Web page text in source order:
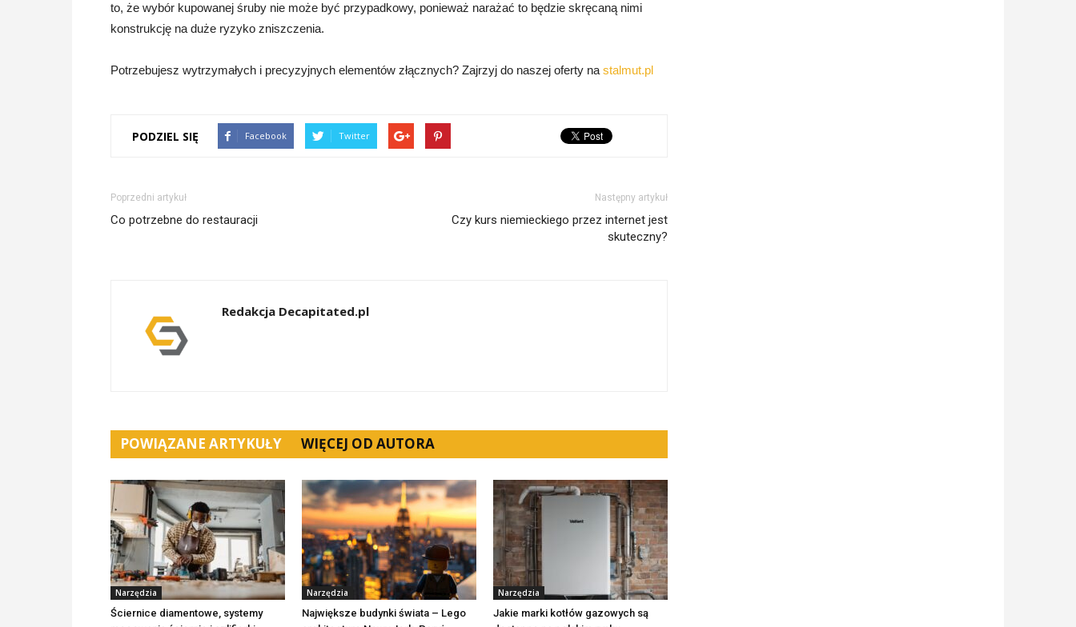
to, że wybór kupowanej śruby nie może być przypadkowy, ponieważ narażać to będzie skręcaną nimi
konstrukcję na duże ryzyko zniszczenia.
Potrzebujesz wytrzymałych i precyzyjnych elementów złącznych? Zajrzyj do naszej oferty na stalmut.pl
PODZIEL SIĘ Facebook Twitter
Poprzedni artykuł
Co potrzebne do restauracji
Następny artykuł
Czy kurs niemieckiego przez internet jest
skuteczny?
Redakcja Decapitated.pl
POWIĄZANE ARTYKUŁY WIĘCEJ OD AUTORA
Narzędzia
Ściernice diamentowe, systemy
Narzędzia
Największe budynki świata – Lego
Narzędzia
Jakie marki kotłów gazowych są